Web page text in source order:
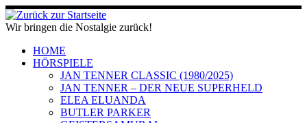
Zum
Inhalt
springen
Wir bringen die Nostalgie zurück!
HOME
HÖRSPIELE
JAN TENNER CLASSIC (1980/2025)
JAN TENNER – DER NEUE SUPERHELD
ELEA ELUANDA
BUTLER PARKER